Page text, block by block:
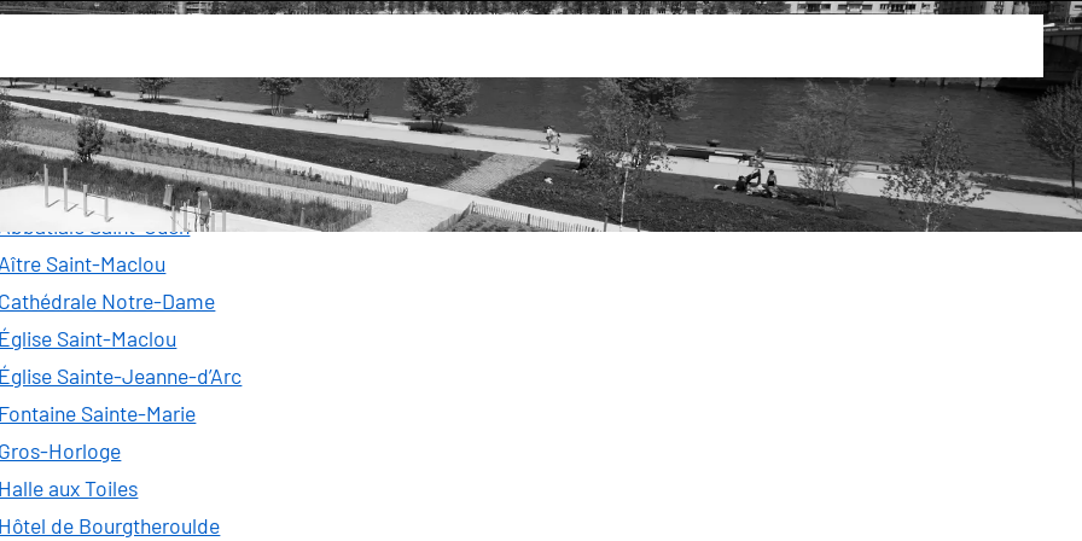
offre un ensemble unique de monuments civils et religieux s’échelonnant du Moyen-Âge à nos jours.
Abbatiale Saint-Ouen
Aître Saint-Maclou
Cathédrale Notre-Dame
Église Saint-Maclou
Église Sainte-Jeanne-d’Arc
Fontaine Sainte-Marie
Gros-Horloge
Halle aux Toiles
Hôtel de Bourgtheroulde